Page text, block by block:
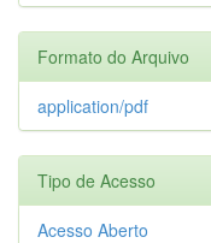
Formato do Arquivo
application/pdf
Tipo de Acesso
Acesso Aberto